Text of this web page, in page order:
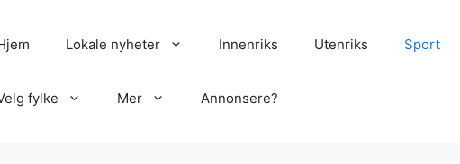
Lokale nyheter Innenriks Utenriks Sport
fylke Mer Annonsere?